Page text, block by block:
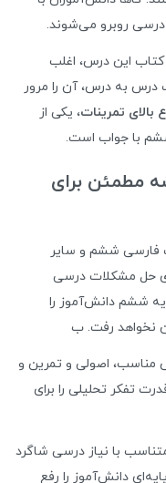
روبرو می‌شوند.
این درس، اغلب
به درس، آن را مرور
تمرینات، یکی از
ششم با جواب است.
مطمئن برای
فارسی ششم و سایر
حل مشکلات درسی
ششم دانش‌آموز را
نخواهد رفت. ب
مناسب، اصولی و تمرین و
تفکر تحلیلی را برای
با نیاز درسی شاگرد
دانش‌آموز را رفع